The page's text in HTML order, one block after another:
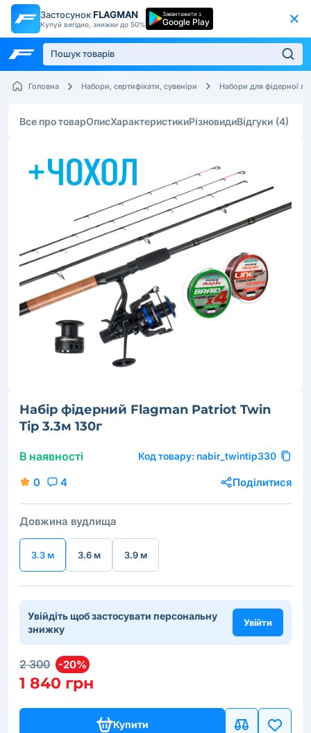
Застосунок FLAGMAN
Купуй вигідно, знижки до 50%
Завантажити з
Google Play
Головна Набори, сертифікати, сувеніри Набори для фідерної
Все про товарОписХарактеристикиРізновидиВідгуки (4)
Набір фідерний Flagman Patriot Twin
Tip 3.3м 130г
В наявності Код товару: nabir_twintip330
0 4 Поділитися
Довжина вудлища
3.3 м 3.6 м 3.9 м
Увійдіть щоб застосувати персональну
знижку
Увійти
2 300 -20%
1 840 грн
Купити